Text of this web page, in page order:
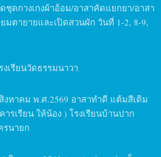
ดกางเกงผ้าอ้อม/อาสาคัดแยกยา/อาสา
มตายายและเปิดสวนผัก วันที่ 1-2, 8-9,
งเรียนวัดธรรมนาวา
งหาคม พ.ศ.2569 อาสาทำดี แต้มสีเติม
รเรียน ให้น้อง ) โรงเรียนบ้านปาก
รนายก